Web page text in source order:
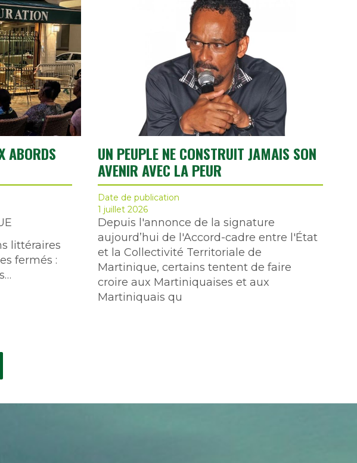
ABORDS
littéraires
fermés :
UN PEUPLE NE CONSTRUIT JAMAIS SON
AVENIR AVEC LA PEUR
Date de publication
1 juillet 2026
Depuis l'annonce de la signature
aujourd’hui de l'Accord-cadre entre l'État
et la Collectivité Territoriale de
Martinique, certains tentent de faire
croire aux Martiniquaises et aux
Martiniquais qu